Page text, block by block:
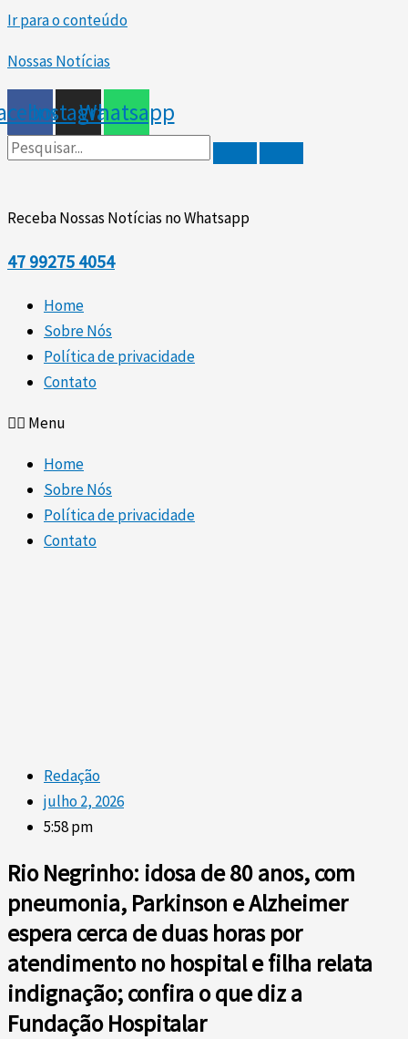
Ir para o conteúdo
Nossas Notícias
InstagramWhatsapp
Receba Nossas Notícias no Whatsapp
47 99275 4054
Home
Sobre Nós
Política de privacidade
Contato
Menu
Home
Sobre Nós
Política de privacidade
Contato
Redação
julho 2, 2026
5:58 pm
Rio Negrinho: idosa de 80 anos, com
pneumonia, Parkinson e Alzheimer
espera cerca de duas horas por
atendimento no hospital e filha relata
indignação; confira o que diz a
Fundação Hospitalar